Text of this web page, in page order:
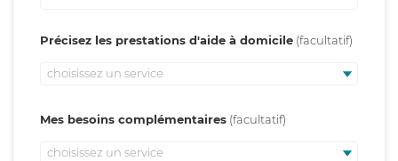
Précisez les prestations d'aide à domicile
choisissez un service
Mes besoins complémentaires
choisissez un service